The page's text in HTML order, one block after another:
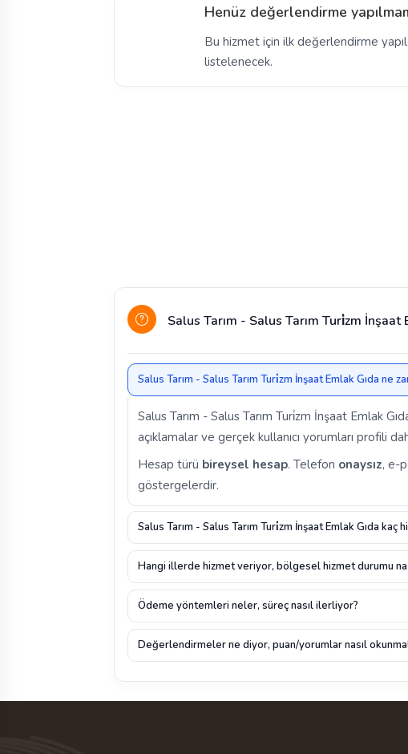
Henüz değerlendirme
Bu hizmet için ilk değerlendirme
listelenecek.
Salus Tarım - Salus Tarım Turi̇zm
Salus Tarım - Salus Tarım Turi̇zm İnşaat Emlak Gıda ne
Salus Tarım - Salus Tarım Turi̇zm İnşaat Emlak
açıklamalar ve gerçek kullanıcı yorumları profili
Hesap türü bireysel hesap. Telefon onaysız, e-
göstergelerdir.
Salus Tarım - Salus Tarım Turi̇zm İnşaat Emlak Gıda
Hangi illerde hizmet veriyor, bölgesel hizmet durumu
Ödeme yöntemleri neler, süreç nasıl ilerliyor?
Değerlendirmeler ne diyor, puan/yorumlar nasıl